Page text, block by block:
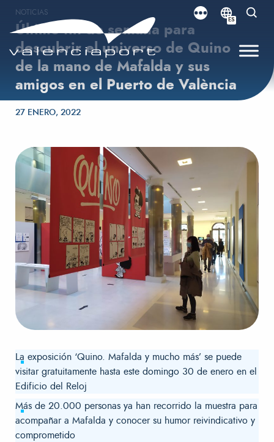
ES
NOTICIAS
Último fin de semana para
descubrir el universo de Quino
de la mano de Mafalda y sus
amigos en el Puerto de València
Publicado el
27 ENERO, 2022
La exposición ‘Quino. Mafalda y mucho más’ se puede
visitar gratuitamente hasta este domingo 30 de enero en el
Edificio del Reloj
Más de 20.000 personas ya han recorrido la muestra para
acompañar a Mafalda y conocer su humor reivindicativo y
comprometido